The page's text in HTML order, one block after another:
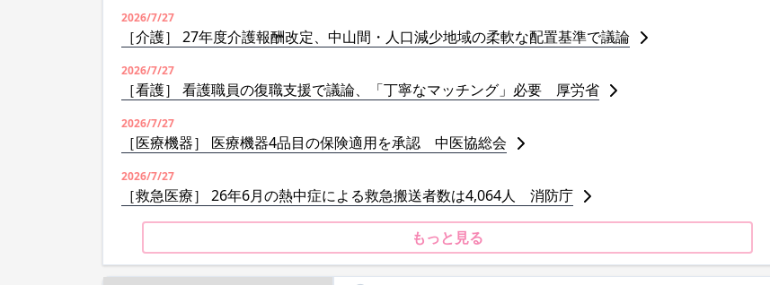
2026/7/27
［介護］ 27年度介護報酬改定、中山間・人口減少地域の柔軟な配置基準で議論
2026/7/27
［看護］ 看護職員の復職支援で議論、「丁寧なマッチング」必要 厚労省
2026/7/27
［医療機器］ 医療機器4品目の保険適用を承認 中医協総会
2026/7/27
［救急医療］ 26年6月の熱中症による救急搬送者数は4,064人 消防庁
もっと見る